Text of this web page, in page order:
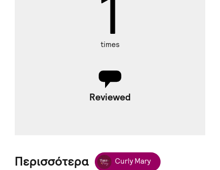
times
Reviewed
Περισσότερα Curly Mary